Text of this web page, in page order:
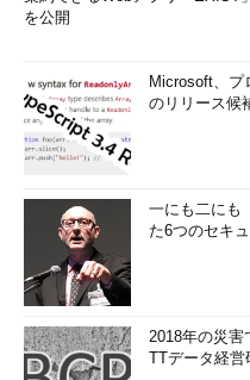
を公開
Microsoft、プ
のリリース候
一にも二にも
た6つのセキ
2018年の災害
TTデータ経営